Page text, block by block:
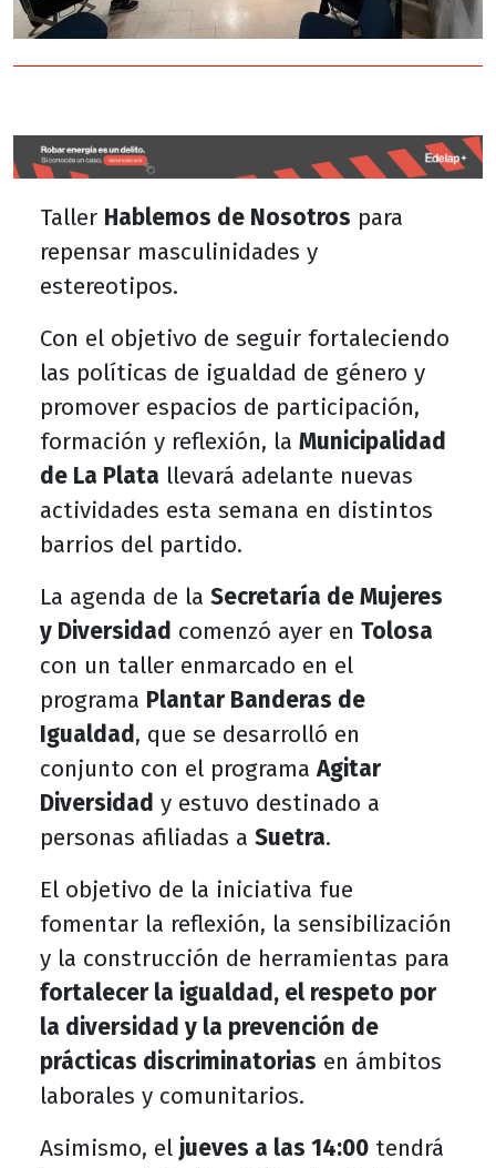
Taller Hablemos de Nosotros para
repensar masculinidades y
estereotipos.
Con el objetivo de seguir fortaleciendo
las políticas de igualdad de género y
promover espacios de participación,
formación y reflexión, la Municipalidad
de La Plata llevará adelante nuevas
actividades esta semana en distintos
barrios del partido.
La agenda de la Secretaría de Mujeres
y Diversidad comenzó ayer en Tolosa
con un taller enmarcado en el
programa Plantar Banderas de
Igualdad, que se desarrolló en
conjunto con el programaAgitar
Diversidad y estuvo destinado a
personas afiliadas a Suetra.
El objetivo de la iniciativa fue
fomentar la reflexión, la sensibilización
y la construcción de herramientas para
fortalecer la igualdad, el respeto por
la diversidad y la prevención de
prácticas discriminatorias en ámbitos
laborales y comunitarios.
Asimismo, el jueves a las 14:00 tendrá